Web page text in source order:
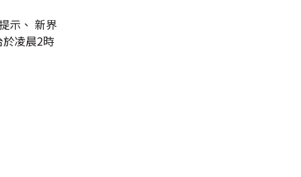
示、 新界
凌晨2時